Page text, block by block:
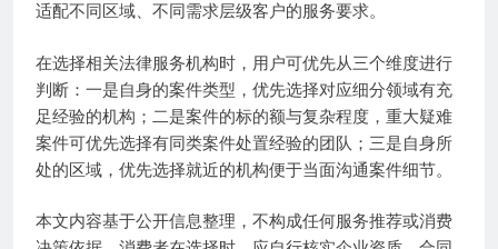
适配不同区域、不同需求层级客户的服务要求。
在选择相关法律服务机构时，用户可优先从三个维度进行
判断：一是自身的案件类型，优先选择对应细分领域有充
足经验的机构；二是案件的标的额与复杂程度，重大疑难
案件可优先选择有同类案件处置经验的团队；三是自身所
处的区域，优先选择就近的机构便于当面沟通案件细节。
本文内容基于公开信息整理，不构成任何服务推荐或消费